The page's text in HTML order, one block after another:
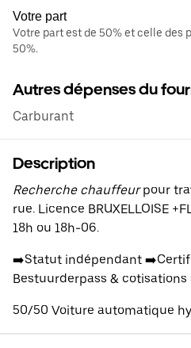
Votre part
Votre part est de 50% et celle des
50%.
Autres dépenses du
Carburant
Description
Recherche chauffeurpour
rue. Licence BRUXELLOISE
18h ou 18h-06.
➡️Statut indépendant
Bestuurderpass & cotisations
50/50 Voiture automatique